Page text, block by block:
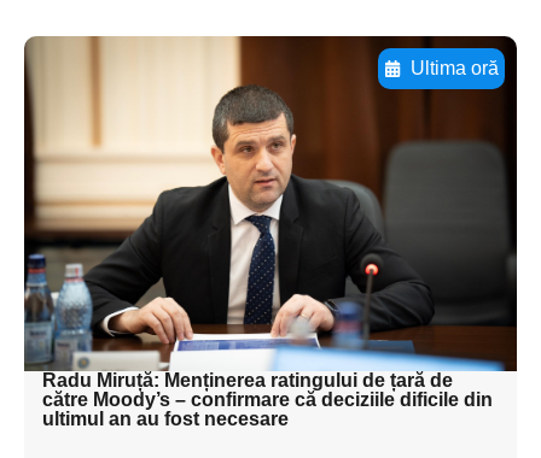
Ultima oră
Adaugă aici textul pentru
subtitluAdaugă aici
textul pentru
subtitluAdaugă aici
textul pentru
subtitluAdaugă aici
textul pentru subti
Radu Miruță: Menținerea ratingului de țară de
către Moody’s – confirmare că deciziile dificile din
ultimul an au fost necesare